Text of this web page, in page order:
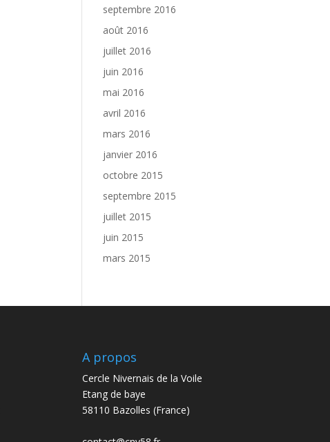
septembre 2016
août 2016
juillet 2016
juin 2016
mai 2016
avril 2016
mars 2016
janvier 2016
octobre 2015
septembre 2015
juillet 2015
juin 2015
mars 2015
A propos
Cercle Nivernais de la Voile
Etang de baye
58110 Bazolles (France)